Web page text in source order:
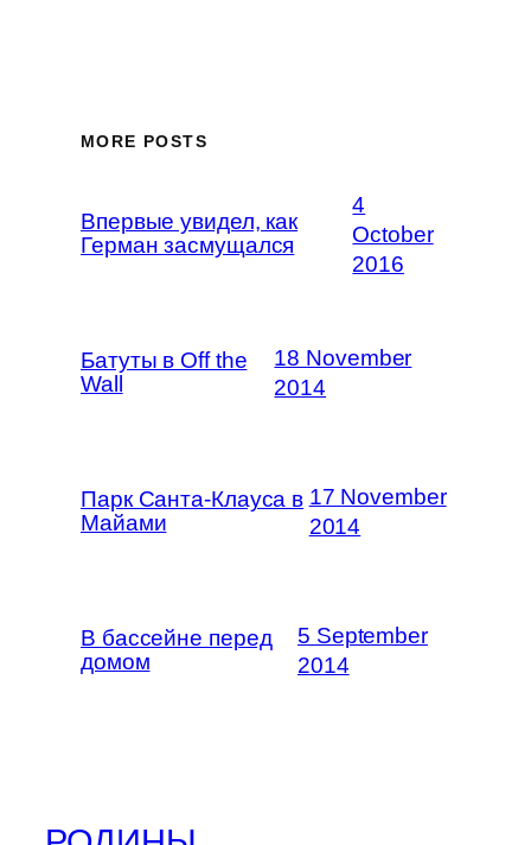
MORE POSTS
Впервые увидел, как
Герман засмущался
4
October
2016
Батуты в Off the
Wall
18 November
2014
Парк Санта-Клауса в
Майами
17 November
2014
В бассейне перед
домом
5 September
2014